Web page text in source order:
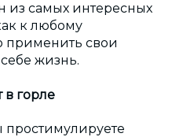
из самых интересных
к любому
применить свои
жизнь.
в горле
простимулируете